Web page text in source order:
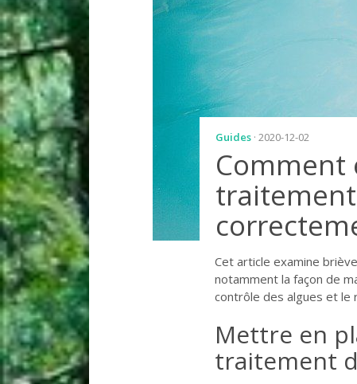
Guides · 2020-12-02
Comment
Cet article examine
notamment la façon de
contrôle des algues et le
Mettre en
traitement